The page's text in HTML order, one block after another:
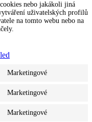
nebo jakákoli jiná
uživatelských profilů
na tomto webu nebo na
Marketingové
Marketingové
Marketingové